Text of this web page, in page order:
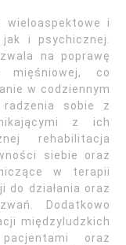
wieloaspektowe i
i psychicznej.
na poprawę
mięśniowej, co
w codziennym
sobie z
z ich
rehabilitacja
siebie oraz
w terapii
działania oraz
Dodatkowo
międzyludzkich
oraz